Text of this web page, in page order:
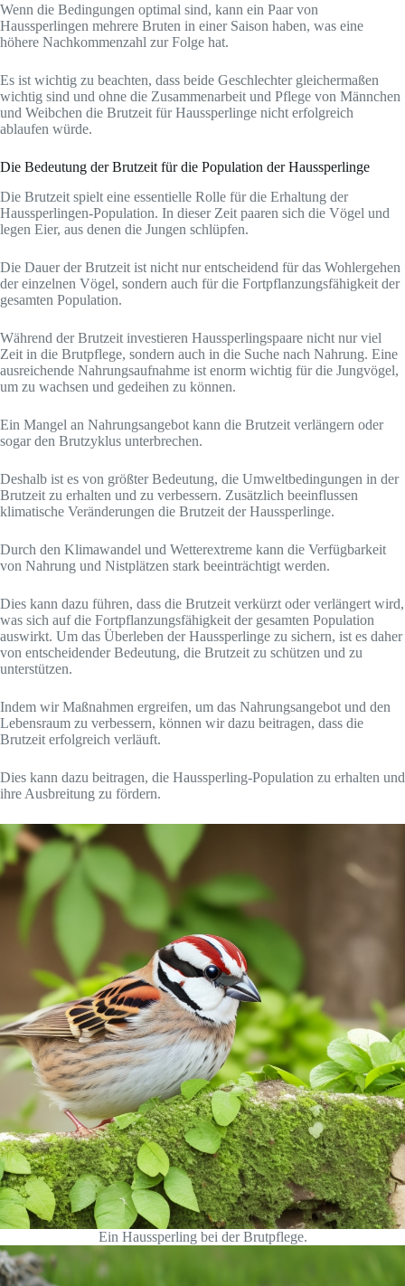
Wenn die Bedingungen optimal sind, kann ein Paar von
Haussperlingen mehrere Bruten in einer Saison haben, was eine
höhere Nachkommenzahl zur Folge hat.
Es ist wichtig zu beachten, dass beide Geschlechter gleichermaßen
wichtig sind und ohne die Zusammenarbeit und Pflege von Männchen
und Weibchen die Brutzeit für Haussperlinge nicht erfolgreich
ablaufen würde.
Die Bedeutung der Brutzeit für die Population der Haussperlinge
Die Brutzeit spielt eine essentielle Rolle für die Erhaltung der
Haussperlingen-Population. In dieser Zeit paaren sich die Vögel und
legen Eier, aus denen die Jungen schlüpfen.
Die Dauer der Brutzeit ist nicht nur entscheidend für das Wohlergehen
der einzelnen Vögel, sondern auch für die Fortpflanzungsfähigkeit der
gesamten Population.
Während der Brutzeit investieren Haussperlingspaare nicht nur viel
Zeit in die Brutpflege, sondern auch in die Suche nach Nahrung. Eine
ausreichende Nahrungsaufnahme ist enorm wichtig für die Jungvögel,
um zu wachsen und gedeihen zu können.
Ein Mangel an Nahrungsangebot kann die Brutzeit verlängern oder
sogar den Brutzyklus unterbrechen.
Deshalb ist es von größter Bedeutung, die Umweltbedingungen in der
Brutzeit zu erhalten und zu verbessern. Zusätzlich beeinflussen
klimatische Veränderungen die Brutzeit der Haussperlinge.
Durch den Klimawandel und Wetterextreme kann die Verfügbarkeit
von Nahrung und Nistplätzen stark beeinträchtigt werden.
Dies kann dazu führen, dass die Brutzeit verkürzt oder verlängert wird,
was sich auf die Fortpflanzungsfähigkeit der gesamten Population
auswirkt. Um das Überleben der Haussperlinge zu sichern, ist es daher
von entscheidender Bedeutung, die Brutzeit zu schützen und zu
unterstützen.
Indem wir Maßnahmen ergreifen, um das Nahrungsangebot und den
Lebensraum zu verbessern, können wir dazu beitragen, dass die
Brutzeit erfolgreich verläuft.
Dies kann dazu beitragen, die Haussperling-Population zu erhalten und
ihre Ausbreitung zu fördern.
Ein Haussperling bei der Brutpflege.